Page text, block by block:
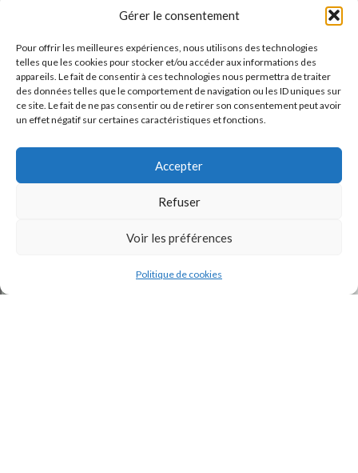
Gérer le consentement
Pour offrir les meilleures expériences, nous utilisons des technologies
telles que les cookies pour stocker et/ou accéder aux informations des
appareils. Le fait de consentir à ces technologies nous permettra de traiter
des données telles que le comportement de navigation ou les ID uniques sur
ce site. Le fait de ne pas consentir ou de retirer son consentement peut avoir
un effet négatif sur certaines caractéristiques et fonctions.
Accepter
Refuser
Voir les préférences
Politique de cookies
Message
Politique de confidentialité